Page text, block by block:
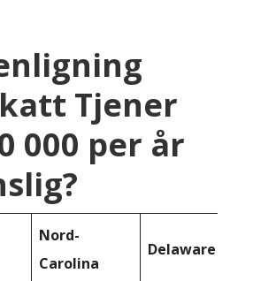
Tjener
000 per år
Nord-
Carolina
Delaware